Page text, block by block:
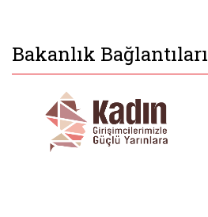
Bakanlık Bağlantıları